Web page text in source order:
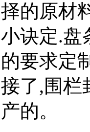
择的原材
小诀定.盘
的要求定
接了,围栏
产的。